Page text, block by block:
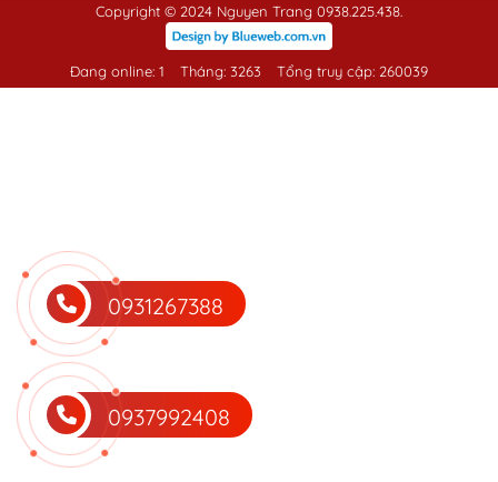
Copyright © 2024 Nguyen Trang 0938.225.438.
Đang online: 1 Tháng: 3263 Tổng truy cập: 260039
0931267388
0937992408